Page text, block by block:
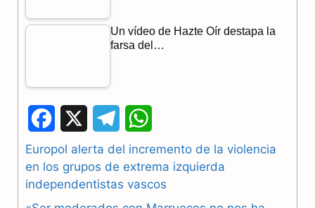
Un vídeo de Hazte Oír destapa la
farsa del…
a
c
e
h
a
Europol alerta del incremento de la violencia
en los grupos de extrema izquierda
independentistas vascos